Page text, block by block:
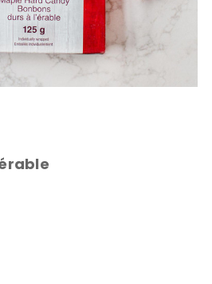
news and offers
data for marketing communication. Check our